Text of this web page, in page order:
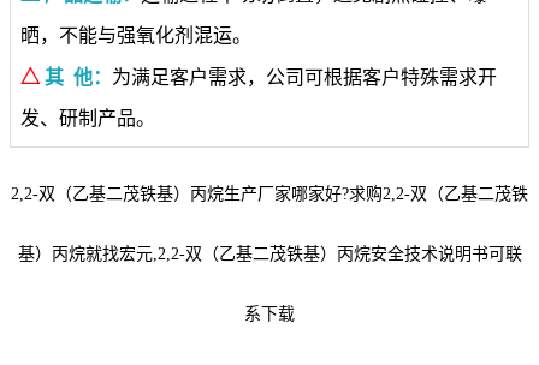
晒，不能与强氧化剂混运。
△ 其 他： 为满足客户需求，公司可根据客户特殊需求开
发、研制产品。
2,2-双（乙基二茂铁基）丙烷生产厂家哪家好?求购2,2-双（乙基二茂铁
基）丙烷就找宏元,2,2-双（乙基二茂铁基）丙烷安全技术说明书可联
系下载